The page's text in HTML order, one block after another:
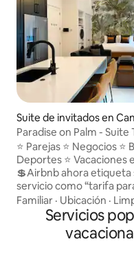
Suite de invitados en
Paradise on Palm - Suite
⭐️ Parejas ⭐️ Negocios ⭐️
Deportes ⭐️ Vacaciones
💲Airbnb ahora etiqueta
servicio como “tarifa
Haz clic en “Reservar”
final. Aún no se te cobrará
reservación confirma
todas las reglas. Toca
Familiar · Ubicación ·
Servicios